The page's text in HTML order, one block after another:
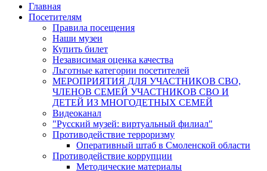
Главная
Посетителям
Правила посещения
Наши музеи
Купить билет
Независимая оценка качества
Льготные категории посетителей
МЕРОПРИЯТИЯ ДЛЯ УЧАСТНИКОВ СВО,
ЧЛЕНОВ СЕМЕЙ УЧАСТНИКОВ СВО И
ДЕТЕЙ ИЗ МНОГОДЕТНЫХ СЕМЕЙ
Видеоканал
"Русский музей: виртуальный филиал"
Противодействие терроризму
Оперативный штаб в Смоленской области
Противодействие коррупции
Методические материалы